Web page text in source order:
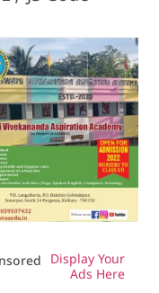
Display Your
Ads Here